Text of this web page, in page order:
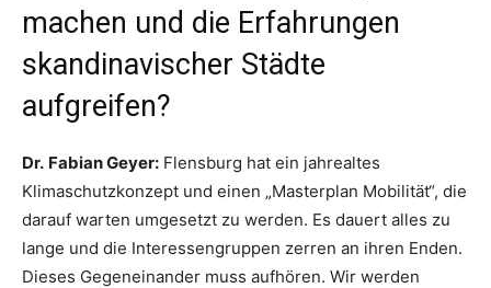
machen und die Erfahrungen
skandinavischer Städte
aufgreifen?
Dr. Fabian Geyer: Flensburg hat ein jahrealtes
Klimaschutzkonzept und einen „Masterplan Mobilität“, die
darauf warten umgesetzt zu werden. Es dauert alles zu
lange und die Interessengruppen zerren an ihren Enden.
Dieses Gegeneinander muss aufhören. Wir werden